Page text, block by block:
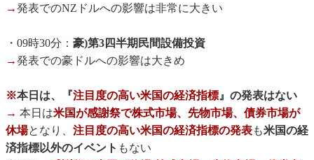
→発表でのNZドルへの影響は非常に大きい
・09時30分： 豪)第3四半期民間設備投資
→発表での豪ドルへの影響は大きめ
※本日は、『注目度の高い米国の経済指標』の発表はない
→ 本日は米国が感謝祭で株式市場、先物市場、債券市場が
休場となり、 注目度の高い米国の経済指標の発表も米国の経
済指標以外のイベント もない